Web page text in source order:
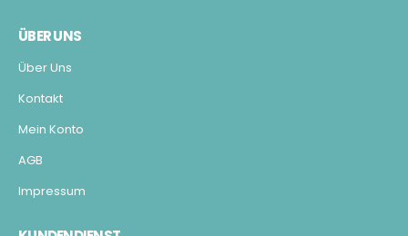
ÜBER UNS
Über Uns
Kontakt
Mein Konto
AGB
Impressum